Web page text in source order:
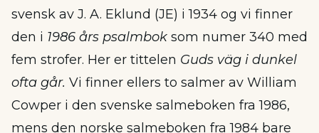
svensk av J. A. Eklund (JE) i 1934 og vi finner
den i 1986 års psalmbok som numer 340 med
fem strofer. Her er tittelen Guds väg i dunkel
ofta går. Vi finner ellers to salmer av William
Cowper i den svenske salmeboken fra 1986,
mens den norske salmeboken fra 1984 bare